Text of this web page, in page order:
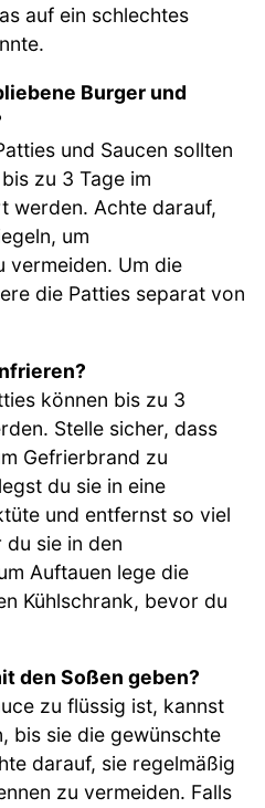
auf ein schlechtes
Burger und
und Saucen sollten
zu 3 Tage im
werden. Achte darauf,
um
vermeiden. Um die
die Patties separat von
können bis zu 3
Stelle sicher, dass
Gefrierbrand zu
du sie in eine
und entfernst so viel
sie in den
Auftauen lege die
Kühlschrank, bevor du
den Soßen geben?
zu flüssig ist, kannst
bis sie die gewünschte
darauf, sie regelmäßig
zu vermeiden. Falls